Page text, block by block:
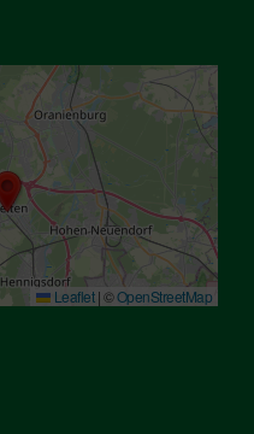
Leaflet |©OpenStreetMap